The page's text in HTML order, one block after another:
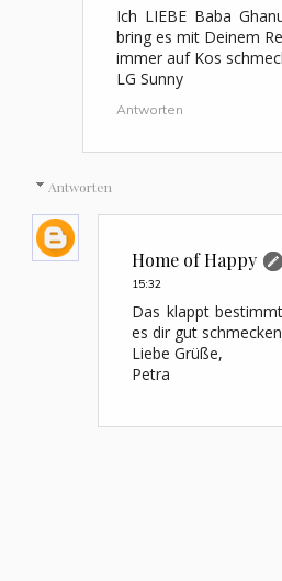
Ich LIEBE Baba
bring es mit Deinem
immer auf Kos
LG Sunny
Antworten
Antworten
Home of Happy
15:32
Das klappt
es dir gut
Liebe Grüße,
Petra